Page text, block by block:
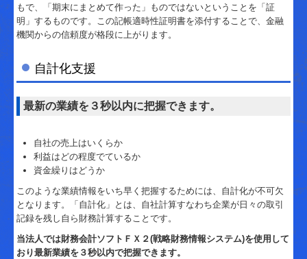
相続・贈与支援
経営者お役立ち情報
補助金・助成金・融資情報
TKCシステムQ&A
経営改善オンデマンド講座
国の共済制度活用コーナー
リンク集
もで、「期末にまとめて作った」ものではないということを「証
明」するものです。この記帳適時性証明書を添付することで、金融
機関からの信頼度が格段に上がります。
自計化支援
最新の業績を３秒以内に把握できます。
自社の売上はいくらか
利益はどの程度でているか
資金繰りはどうか
このような業績情報をいち早く把握するためには、自計化が不可欠
となります。「自計化」とは、自社計算すなわち企業が日々の取引
記録を残し自ら財務計算することです。
当法人では財務会計ソフトＦＸ２(戦略財務情報システム)を使用して
おり最新業績を３秒以内で把握できます。